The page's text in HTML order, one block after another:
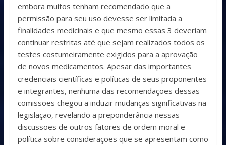
embora muitos tenham recomendado que a
permissão para seu uso devesse ser limitada a
finalidades medicinais e que mesmo essas 3 deveriam
continuar restritas até que sejam realizados todos os
testes costumeiramente exigidos para a aprovação
de novos medicamentos. Apesar das importantes
credenciais científicas e políticas de seus proponentes
e integrantes, nenhuma das recomendações dessas
comissões chegou a induzir mudanças significativas na
legislação, revelando a preponderância nessas
discussões de outros fatores de ordem moral e
política sobre considerações que se apresentam como